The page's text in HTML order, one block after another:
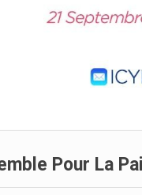
Pour La